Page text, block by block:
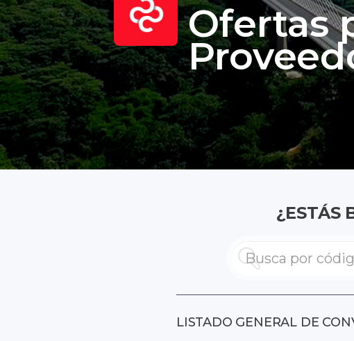
Ofertas
¿ESTÁS
LISTADO GENERAL DE